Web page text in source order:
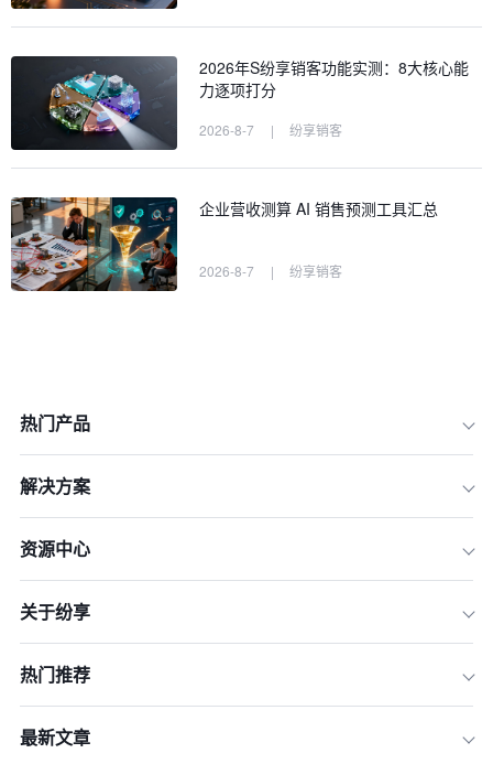
2026年S纷享销客功能实测：8大核心能
力逐项打分
2026-8-7 | 纷享销客
企业营收测算 AI 销售预测工具汇总
2026-8-7 | 纷享销客
热门产品
解决方案
资源中心
关于纷享
热门推荐
最新文章